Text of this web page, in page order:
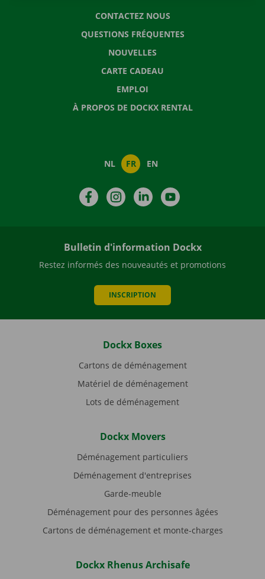
CONTACTEZ NOUS
QUESTIONS FRÉQUENTES
NOUVELLES
CARTE CADEAU
EMPLOI
À PROPOS DE DOCKX RENTAL
NL FR EN
FacebookInstagramLinkedIn
Bulletin d'information Dockx
Restez informés des nouveautés et promotions
INSCRIPTION
Dockx Boxes
Cartons de déménagement
Matériel de déménagement
Lots de déménagement
Dockx Movers
Déménagement particuliers
Déménagement d'entreprises
Garde-meuble
Déménagement pour des personnes âgées
Cartons de déménagement et monte-charges
Dockx Rhenus Archisafe